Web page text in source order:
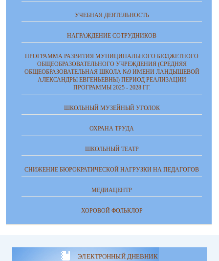
УЧЕБНАЯ ДЕЯТЕЛЬНОСТЬ
НАГРАЖДЕНИЕ СОТРУДНИКОВ
ПРОГРАММА РАЗВИТИЯ МУНИЦИПАЛЬНОГО БЮДЖЕТНОГО
ОБЩЕОБРАЗОВАТЕЛЬНОГО УЧРЕЖДЕНИЯ (СРЕДНЯЯ
ОБЩЕОБРАЗОВАТЕЛЬНАЯ ШКОЛА №9 ИМЕНИ ЛАНДЫШЕВОЙ
АЛЕКСАНДРЫ ЕВГЕНЬЕВНЫ) ПЕРИОД РЕАЛИЗАЦИИ
ПРОГРАММЫ 2025 - 2028 ГГ.
ШКОЛЬНЫЙ МУЗЕЙНЫЙ УГОЛОК
ОХРАНА ТРУДА
ШКОЛЬНЫЙ ТЕАТР
СНИЖЕНИЕ БЮРОКРАТИЧЕСКОЙ НАГРУЗКИ НА ПЕДАГОГОВ
МЕДИАЦЕНТР
ХОРОВОЙ ФОЛЬКЛОР
ЭЛЕКТРОННЫЙ ДНЕВНИК